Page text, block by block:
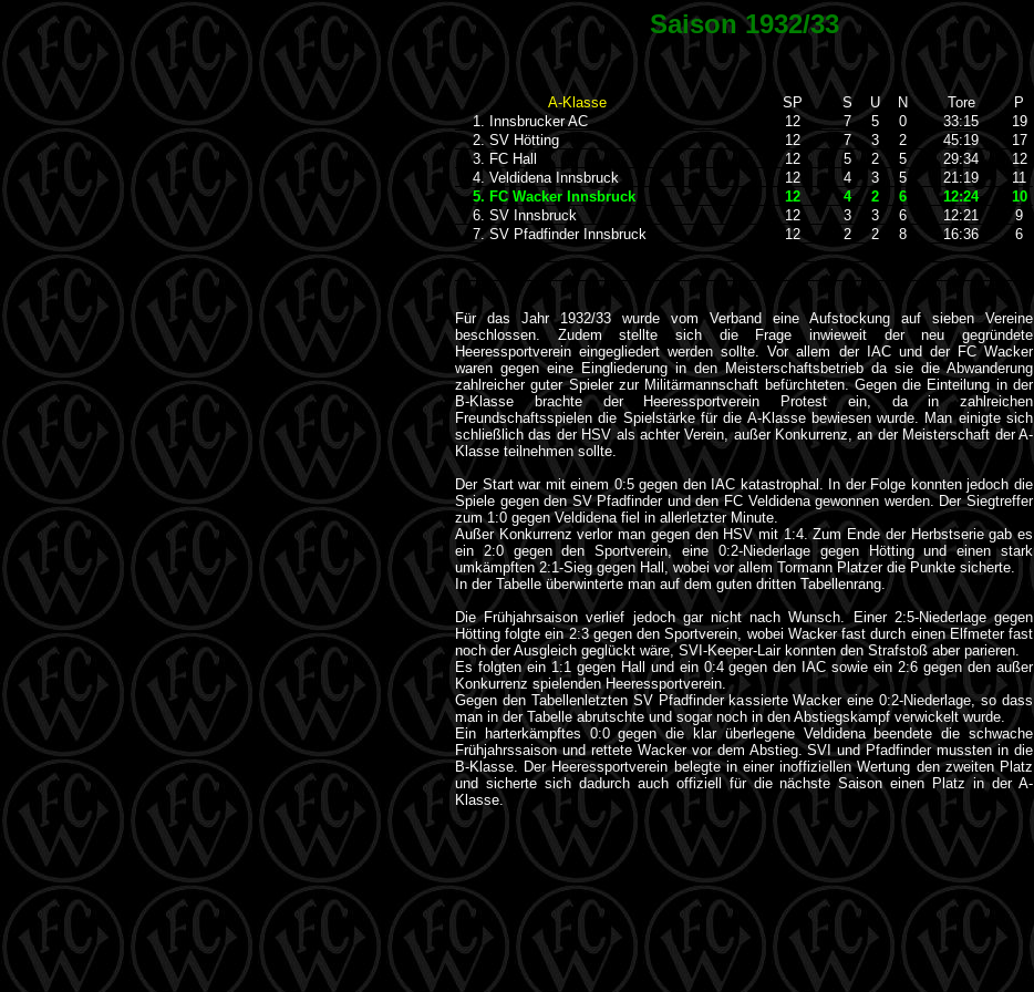
Saison 1932/33
A-Klasse SP S U N Tore
P
1. Innsbrucker AC
12 7 5 0 33:15
19
2. SV Hötting
12 7 3 2 45:19
17
3. FC Hall
12 5 2 5 29:34
12
4. Veldidena Innsbruck
12 4 3 5 21:19
11
5. FC Wacker Innsbruck
12 4 2 6 12:24
10
6. SV Innsbruck
12 3 3 6 12:21
9
7. SV Pfadfinder Innsbruck
12 2 2 8 16:36 6
Für das Jahr 1932/33 wurde vom Verband eine Aufstockung auf sieben Vereine
beschlossen. Zudem stellte sich die Frage inwieweit der neu gegründete
Heeressportverein eingegliedert werden sollte. Vor allem der IAC und der FC Wacker
waren gegen eine Eingliederung in den Meisterschaftsbetrieb da sie die Abwanderung
zahlreicher guter Spieler zur Militärmannschaft befürchteten. Gegen die Einteilung in der
B-Klasse brachte der Heeressportverein Protest ein, da in zahlreichen
Freundschaftsspielen die Spielstärke für die A-Klasse bewiesen wurde. Man einigte sich
schließlich das der HSV als achter Verein, außer Konkurrenz, an der Meisterschaft der A-
Klasse teilnehmen sollte.
Der Start war mit einem 0:5 gegen den IAC katastrophal. In der Folge konnten jedoch die
Spiele gegen den SV Pfadfinder und den FC Veldidena gewonnen werden. Der Siegtreffer
zum 1:0 gegen Veldidena fiel in allerletzter Minute.
Außer Konkurrenz verlor man gegen den HSV mit 1:4. Zum Ende der Herbstserie gab es
ein 2:0 gegen den Sportverein, eine 0:2-Niederlage gegen Hötting und einen stark
umkämpften 2:1-Sieg gegen Hall, wobei vor allem Tormann Platzer die Punkte sicherte.
In der Tabelle überwinterte man auf dem guten dritten Tabellenrang.
Die Frühjahrsaison verlief jedoch gar nicht nach Wunsch. Einer 2:5-Niederlage gegen
Hötting folgte ein 2:3 gegen den Sportverein, wobei Wacker fast durch einen Elfmeter fast
noch der Ausgleich geglückt wäre, SVI-Keeper-Lair konnten den Strafstoß aber parieren.
Es folgten ein 1:1 gegen Hall und ein 0:4 gegen den IAC sowie ein 2:6 gegen den außer
Konkurrenz spielenden Heeressportverein.
Gegen den Tabellenletzten SV Pfadfinder kassierte Wacker eine 0:2-Niederlage, so dass
man in der Tabelle abrutschte und sogar noch in den Abstiegskampf verwickelt wurde.
Ein harterkämpftes 0:0 gegen die klar überlegene Veldidena beendete die schwache
Frühjahrssaison und rettete Wacker vor dem Abstieg. SVI und Pfadfinder mussten in die
B-Klasse. Der Heeressportverein belegte in einer inoffiziellen Wertung den zweiten Platz
und sicherte sich dadurch auch offiziell für die nächste Saison einen Platz in der A-
Klasse.